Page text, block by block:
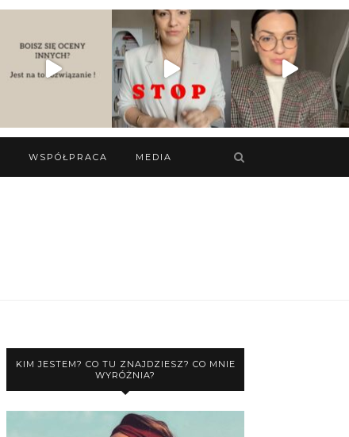
WSPÓŁPRACA MEDIA
KIM JESTEM? CO TU ZNAJDZIESZ? CO MNIE
WYRÓŻNIA?